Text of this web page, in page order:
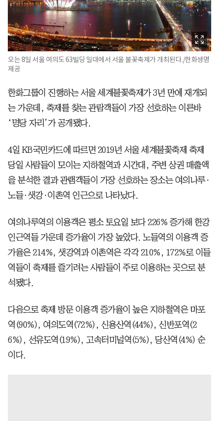
오는 8일 서울 여의도 63빌딩 일대에서 서울 불꽃축제가 개최된다./한화생명
제공
한화그룹이 진행하는 서울 세계불꽃축제가 3년 만에 재개되
는 가운데, 축제를 찾는 관람객들이 가장 선호하는 이른바
‘명당 자리’가 공개됐다.
4일 KB국민카드에 따르면 2019년 서울 세계불꽃축제 축제
당일 사람들이 모이는 지하철역과 시간대, 주변 상권 매출액
을 분석한 결과 관램객들이 가장 선호하는 장소는 여의나루·
노들·샛강·이촌역 인근으로 나타났다.
여의나루역의 이용객은 평소 토요일 보다 226% 증가해 한강
인근역들 가운데 증가율이 가장 높았다. 노들역의 이용객 증
가율은 214%, 샛강역과 이촌역은 각각 210%, 172%로 이들
역들이 축제를 즐기려는 사람들이 주로 이용하는 곳으로 분
석됐다.
다음으로 축제 방문 이용객 증가율이 높은 지하철역은 마포
역(90%), 여의도역(72%), 신용산역(44%), 신반포역(2
6%), 선유도역(19%), 고속터미널역(5%), 당산역(4%) 순
이다.